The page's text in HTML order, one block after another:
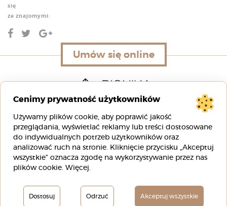
się
ze znajomymi:
Umów się online
Umów się online
ul. Rafała Wojaczka 3D
51-168 Wrocław
pn-pt 900 – 2000
Cenimy prywatność użytkowników
Używamy plików cookie, aby poprawić jakość
przeglądania, wyświetlać reklamy lub treści dostosowane
do indywidualnych potrzeb użytkowników oraz
analizować ruch na stronie. Kliknięcie przycisku „Akceptuj
wszystkie” oznacza zgodę na wykorzystywanie przez nas
plików cookie. Więcej.
Dostosuj Odrzuć Akceptuj wszystkie